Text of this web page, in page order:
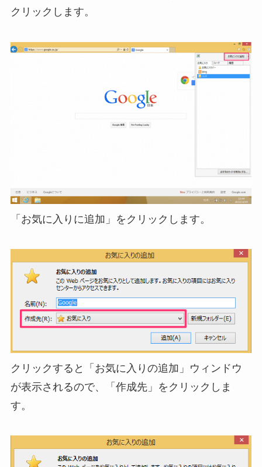
クリックします。
「お気に入りに追加」をクリックします。
クリックすると「お気に入りの追加」ウィンドウ
が表示されるので、「作成先」をクリックしま
す。